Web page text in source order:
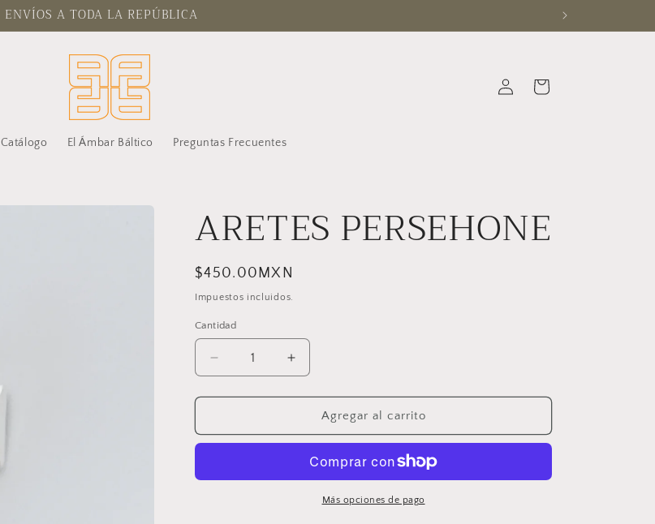
ENVÍOS A TODA LA REPÚBLICA
Catálogo El Ámbar Báltico Preguntas Frecuentes
sesión
Carrito
ARETES PERSEHONE
Precio
habitual
$450.00MXN
Impuestos incluidos.
Cantidad
Reducir
cantidad
para
PERSEHONE
Aumentar
cantidad
para
ARETES
PERSEHONE
Agregar al carrito
Más opciones de pago